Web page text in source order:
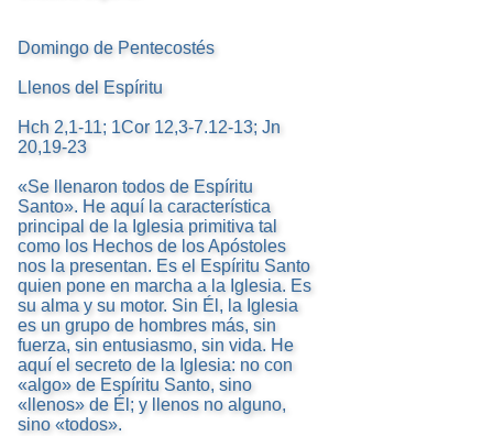
Domingo de Pentecostés
Llenos del Espíritu
Hch 2,1-11; 1Cor 12,3-7.12-13; Jn
20,19-23
«Se llenaron todos de Espíritu
Santo». He aquí la característica
principal de la Iglesia primitiva tal
como los Hechos de los Apóstoles
nos la presentan. Es el Espíritu Santo
quien pone en marcha a la Iglesia. Es
su alma y su motor. Sin Él, la Iglesia
es un grupo de hombres más, sin
fuerza, sin entusiasmo, sin vida. He
aquí el secreto de la Iglesia: no con
«algo» de Espíritu Santo, sino
«llenos» de Él; y llenos no alguno,
sino «todos».